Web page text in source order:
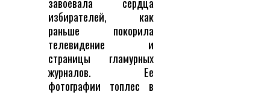
избирателей, как
раньше покорила
телевидение и
страницы гламурных
журналов. Ее
фотографии топлес в